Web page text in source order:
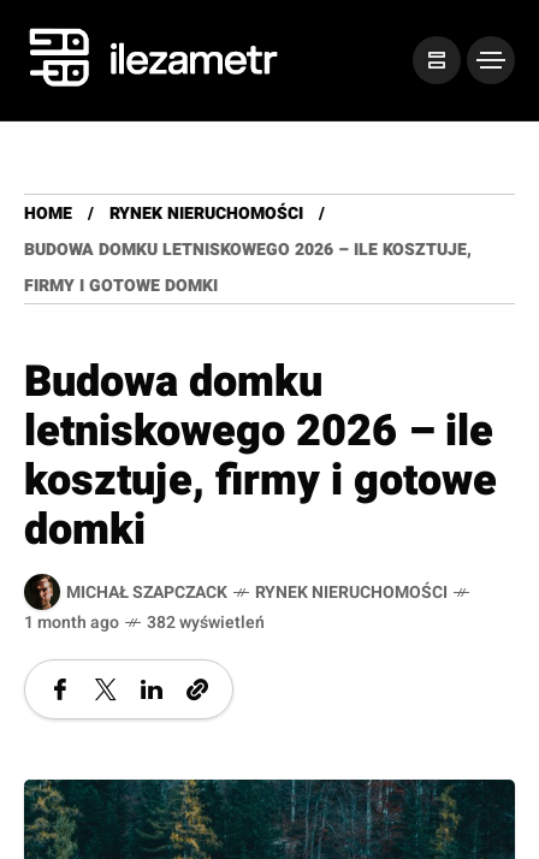
HOME
RYNEK NIERUCHOMOŚCI
BUDOWA DOMKU LETNISKOWEGO 2026 – ILE KOSZTUJE,
FIRMY I GOTOWE DOMKI
Budowa domku
letniskowego 2026 – ile
kosztuje, firmy i gotowe
domki
MICHAŁ SZAPCZACK
RYNEK NIERUCHOMOŚCI
1 month ago
382 wyświetleń